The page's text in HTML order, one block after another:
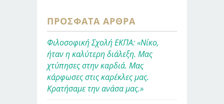
ΠΡΌΣΦΑΤΑ ΆΡΘΡΑ
Φιλοσοφική Σχολή ΕΚΠΑ: «Νίκο,
ήταν η καλύτερη διάλεξη. Μας
χτύπησες στην καρδιά. Μας
κάρφωσες στις καρέκλες μας.
Κρατήσαμε την ανάσα μας.»